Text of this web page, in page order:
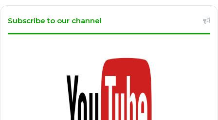
Subscribe to our channel